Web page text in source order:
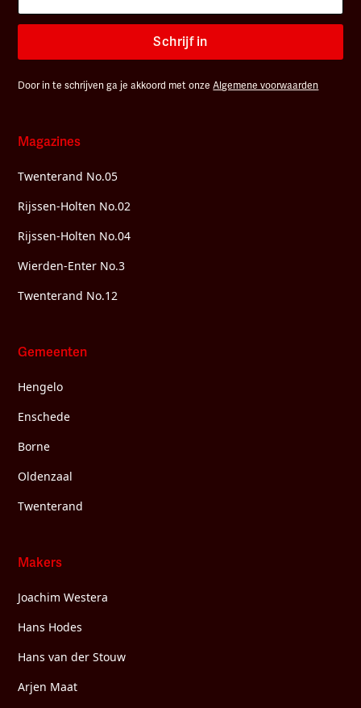
Schrijf in
Door in te schrijven ga je akkoord met onzeAlgemene voorwaarden
Magazines
Twenterand No.05
Rijssen-Holten No.02
Rijssen-Holten No.04
Wierden-Enter No.3
Twenterand No.12
Gemeenten
Hengelo
Enschede
Borne
Oldenzaal
Twenterand
Makers
Joachim Westera
Hans Hodes
Hans van der Stouw
Arjen Maat